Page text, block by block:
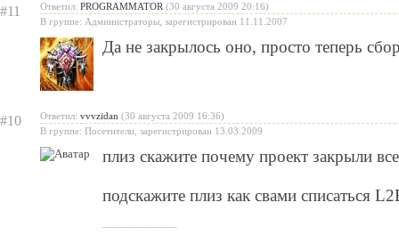
#11 Ответил: PROGRAMMATOR (30 августа 2009 20:16)
В группе: Администраторы, зарегистрирован 11.11.2007
Да не закрылось оно, просто теперь
#10 Ответил: vvvzidan (30 августа 2009 16:36)
В группе: Посетители, зарегистрирован 13.03.2009
плиз скажите почему проект закрыли
подскажите плиз как свами списаться